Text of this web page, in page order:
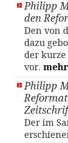
Philipp
den
Den von
dazu
der
vor. mehr
Philipp
Der im